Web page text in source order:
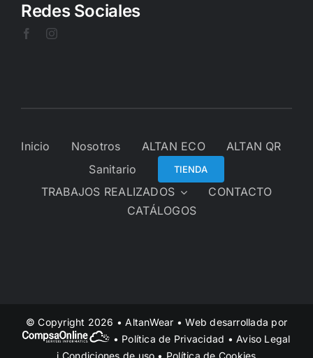
Redes Sociales
Inicio Nosotros ALTAN ECO
ALTAN QR
Sanitario
TIENDA
TRABAJOS REALIZADOS
CONTACTO
CATÁLOGOS
© Copyright 2026 • AltanWear • Web desarrollada por
• Política de Privacidad •Aviso Legal
i Condiciones de uso • Política de Cookies